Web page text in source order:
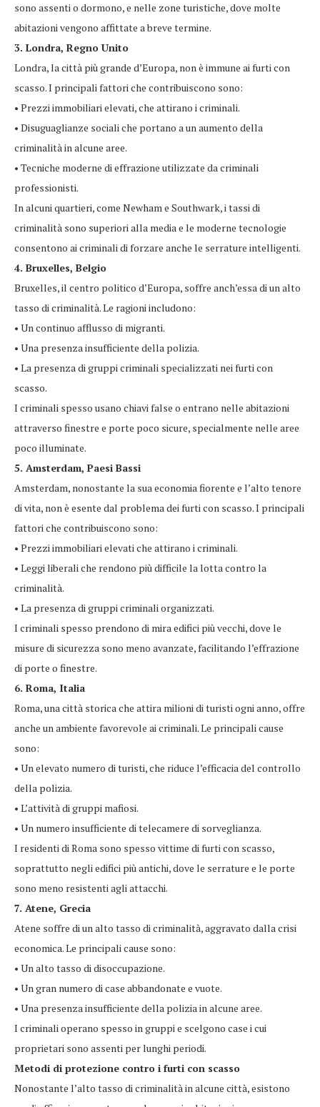
sono assenti o dormono, e nelle zone turistiche, dove molte
abitazioni vengono affittate a breve termine.
3. Londra, Regno Unito
Londra, la città più grande d’Europa, non è immune ai furti con
scasso. I principali fattori che contribuiscono sono:
• Prezzi immobiliari elevati, che attirano i criminali.
• Disuguaglianze sociali che portano a un aumento della
criminalità in alcune aree.
• Tecniche moderne di effrazione utilizzate da criminali
professionisti.
In alcuni quartieri, come Newham e Southwark, i tassi di
criminalità sono superiori alla media e le moderne tecnologie
consentono ai criminali di forzare anche le serrature intelligenti.
4. Bruxelles, Belgio
Bruxelles, il centro politico d’Europa, soffre anch’essa di un alto
tasso di criminalità. Le ragioni includono:
• Un continuo afflusso di migranti.
• Una presenza insufficiente della polizia.
• La presenza di gruppi criminali specializzati nei furti con
scasso.
I criminali spesso usano chiavi false o entrano nelle abitazioni
attraverso finestre e porte poco sicure, specialmente nelle aree
poco illuminate.
5. Amsterdam, Paesi Bassi
Amsterdam, nonostante la sua economia fiorente e l’alto tenore
di vita, non è esente dal problema dei furti con scasso. I principali
fattori che contribuiscono sono:
• Prezzi immobiliari elevati che attirano i criminali.
• Leggi liberali che rendono più difficile la lotta contro la
criminalità.
• La presenza di gruppi criminali organizzati.
I criminali spesso prendono di mira edifici più vecchi, dove le
misure di sicurezza sono meno avanzate, facilitando l’effrazione
di porte o finestre.
6. Roma, Italia
Roma, una città storica che attira milioni di turisti ogni anno, offre
anche un ambiente favorevole ai criminali. Le principali cause
sono:
• Un elevato numero di turisti, che riduce l’efficacia del controllo
della polizia.
• L’attività di gruppi mafiosi.
• Un numero insufficiente di telecamere di sorveglianza.
I residenti di Roma sono spesso vittime di furti con scasso,
soprattutto negli edifici più antichi, dove le serrature e le porte
sono meno resistenti agli attacchi.
7. Atene, Grecia
Atene soffre di un alto tasso di criminalità, aggravato dalla crisi
economica. Le principali cause sono:
• Un alto tasso di disoccupazione.
• Un gran numero di case abbandonate e vuote.
• Una presenza insufficiente della polizia in alcune aree.
I criminali operano spesso in gruppi e scelgono case i cui
proprietari sono assenti per lunghi periodi.
Metodi di protezione contro i furti con scasso
Nonostante l’alto tasso di criminalità in alcune città, esistono